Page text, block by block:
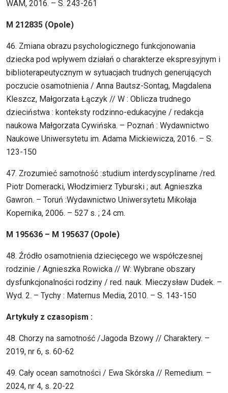
WAM, 2016. – S. 243-261
M 212835 (Opole)
46. Zmiana obrazu psychologicznego funkcjonowania
dziecka pod wpływem działań o charakterze ekspresyjnym i
biblioterapeutycznym w sytuacjach trudnych generujących
poczucie osamotnienia / Anna Bautsz-Sontag, Magdalena
Kleszcz, Małgorzata Łączyk // W : Oblicza trudnego
dzieciństwa : konteksty rodzinno-edukacyjne / redakcja
naukowa Małgorzata Cywińska. – Poznań : Wydawnictwo
Naukowe Uniwersytetu im. Adama Mickiewicza, 2016. – S.
123-150
47. Zrozumieć samotność :studium interdyscyplinarne /red.
Piotr Domeracki, Włodzimierz Tyburski ; aut. Agnieszka
Gawron. – Toruń :Wydawnictwo Uniwersytetu Mikołaja
Kopernika, 2006. – 527 s. ; 24 cm.
M 195636 – M 195637 (Opole)
48. Źródło osamotnienia dziecięcego we współczesnej
rodzinie / Agnieszka Rowicka // W: Wybrane obszary
dysfunkcjonalności rodziny / red. nauk. Mieczysław Dudek. –
Wyd. 2. – Tychy : Maternus Media, 2010. – S. 143-150
Artykuły z czasopism :
48. Chorzy na samotność /Jagoda Bzowy // Charaktery. –
2019, nr 6, s. 60-62
49. Cały ocean samotności / Ewa Skórska // Remedium. –
2024, nr 4, s. 20-22